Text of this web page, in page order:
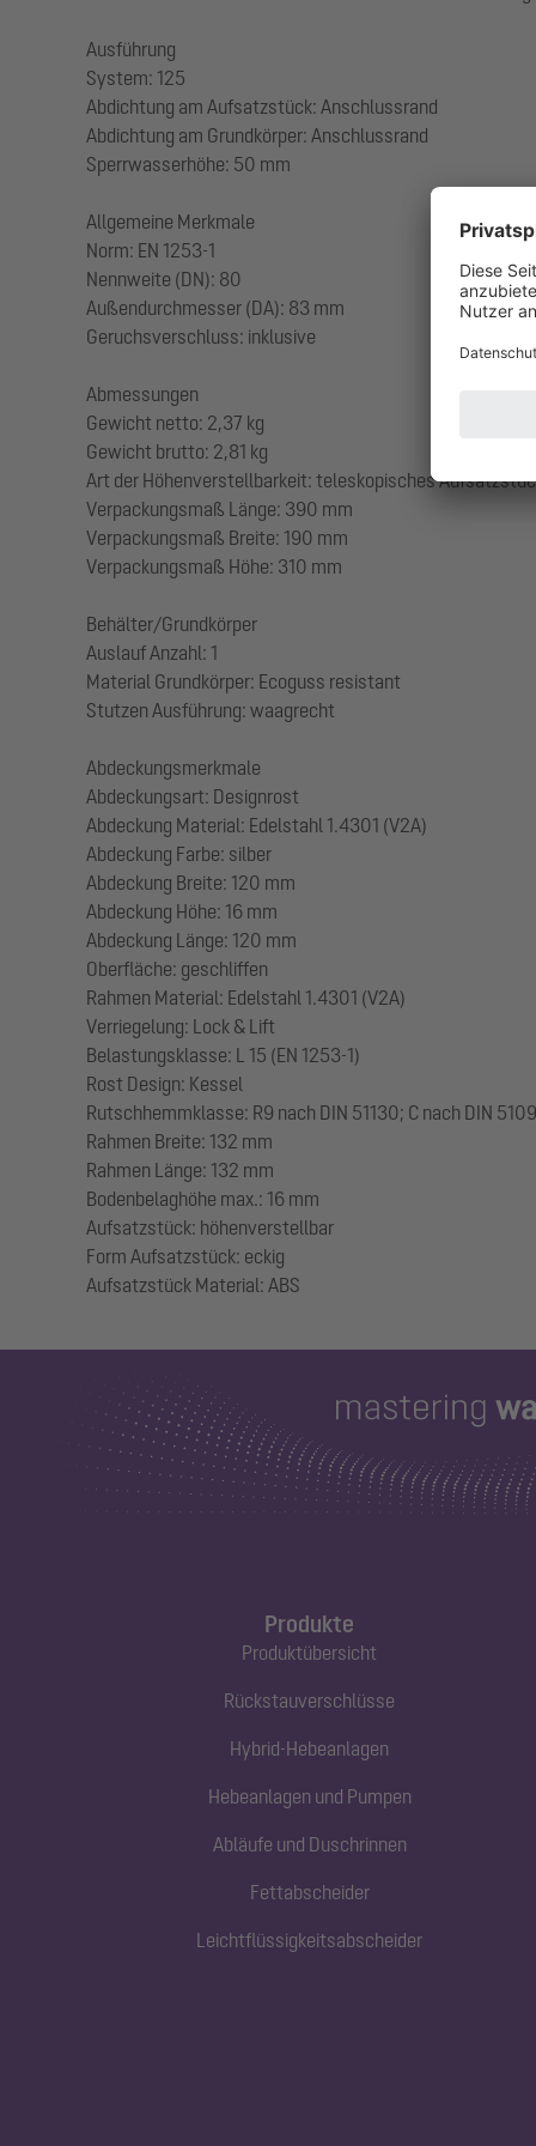
Ausführung
System: 125
Abdichtung am Aufsatzstück: Anschlussrand
Abdichtung am Grundkörper: Anschlussrand
Sperrwasserhöhe: 50 mm
Allgemeine Merkmale
Norm: EN 1253-1
Nennweite (DN): 80
Außendurchmesser (DA): 83 mm
Geruchsverschluss: inklusive
Abmessungen
Gewicht netto: 2,37 kg
Gewicht brutto: 2,81 kg
Art der Höhenverstellbarkeit: teleskopisches
Verpackungsmaß Länge: 390 mm
Verpackungsmaß Breite: 190 mm
Verpackungsmaß Höhe: 310 mm
Behälter/Grundkörper
Auslauf Anzahl: 1
Material Grundkörper: Ecoguss resistant
Stutzen Ausführung: waagrecht
Abdeckungsmerkmale
Abdeckungsart: Designrost
Abdeckung Material: Edelstahl 1.4301 (V2A)
Abdeckung Farbe: silber
Abdeckung Breite: 120 mm
Abdeckung Höhe: 16 mm
Abdeckung Länge: 120 mm
Oberfläche: geschliffen
Rahmen Material: Edelstahl 1.4301 (V2A)
Verriegelung: Lock & Lift
Belastungsklasse: L 15 (EN 1253-1)
Rost Design: Kessel
Rutschhemmklasse: R9 nach DIN 51130; C nach DIN
Rahmen Breite: 132 mm
Rahmen Länge: 132 mm
Bodenbelaghöhe max.: 16 mm
Aufsatzstück: höhenverstellbar
Form Aufsatzstück: eckig
Produkte
Produktübersicht
Rückstauverschlüsse
Hybrid-Hebeanlagen
Hebeanlagen und Pumpen
Abläufe und Duschrinnen
Fettabscheider
Leichtflüssigkeitsabscheider